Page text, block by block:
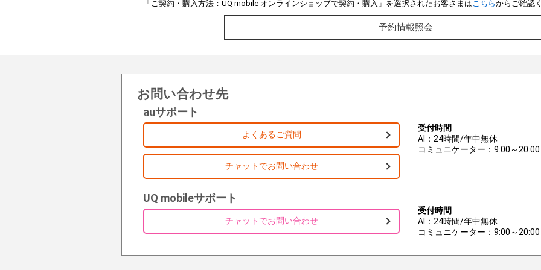
「ご契約・購入方法：UQ mobile オンラインショップで契約・購入」を選択されたお客さまはこちらからご確認
予約情報照会
お問い合わせ先
auサポート
よくあるご質問
チャットでお問い合わせ
受付時間
AI：24時間/年中無休
コミュニケーター：9:00～20:00
UQ mobileサポート
チャットでお問い合わせ
受付時間
AI：24時間/年中無休
コミュニケーター：9:00～20:00